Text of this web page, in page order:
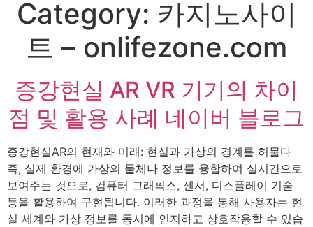
Category: 카지노사이
트 – onlifezone.com
증강현실 AR VR 기기의 차이
점 및 활용 사례 네이버 블로그
증강현실AR의 현재와 미래: 현실과 가상의 경계를 허물다
즉, 실제 환경에 가상의 물체나 정보를 융합하여 실시간으로
보여주는 것으로, 컴퓨터 그래픽스, 센서, 디스플레이 기술
등을 활용하여 구현됩니다. 이러한 과정을 통해 사용자는 현
실 세계와 가상 정보를 동시에 인지하고 상호작용할 수 있습